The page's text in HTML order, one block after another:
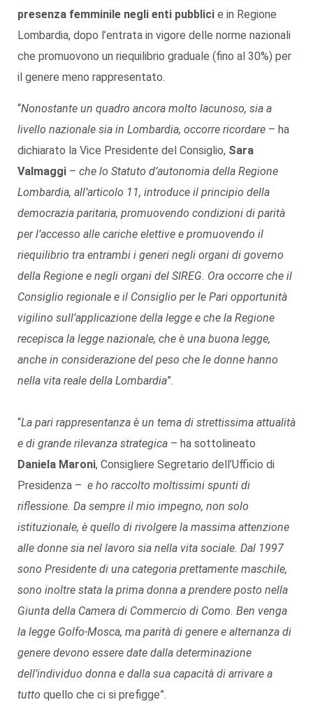
presenza femminile negli enti pubblici e in Regione
Lombardia, dopo l’entrata in vigore delle norme nazionali
che promuovono un riequilibrio graduale (fino al 30%) per
il genere meno rappresentato.
“Nonostante un quadro ancora molto lacunoso, sia a
livello nazionale sia in Lombardia, occorre ricordare – ha
dichiarato la Vice Presidente del Consiglio, Sara
Valmaggi – che lo Statuto d’autonomia della Regione
Lombardia, all’articolo 11, introduce il principio della
democrazia paritaria, promuovendo condizioni di parità
per l’accesso alle cariche elettive e promuovendo il
riequilibrio tra entrambi i generi negli organi di governo
della Regione e negli organi del SIREG. Ora occorre che il
Consiglio regionale e il Consiglio per le Pari opportunità
vigilino sull’applicazione della legge e che la Regione
recepisca la legge nazionale, che è una buona legge,
anche in considerazione del peso che le donne hanno
nella vita reale della Lombardia”.
“La pari rappresentanza è un tema di strettissima attualità
e di grande rilevanza strategica – ha sottolineato
Daniela Maroni, Consigliere Segretario dell’Ufficio di
Presidenza – e ho raccolto moltissimi spunti di
riflessione. Da sempre il mio impegno, non solo
istituzionale, è quello di rivolgere la massima attenzione
alle donne sia nel lavoro sia nella vita sociale. Dal 1997
sono Presidente di una categoria prettamente maschile,
sono inoltre stata la prima donna a prendere posto nella
Giunta della Camera di Commercio di Como. Ben venga
la legge Golfo-Mosca, ma parità di genere e alternanza di
genere devono essere date dalla determinazione
dell’individuo donna e dalla sua capacità di arrivare a
tutto quello che ci si prefigge”.